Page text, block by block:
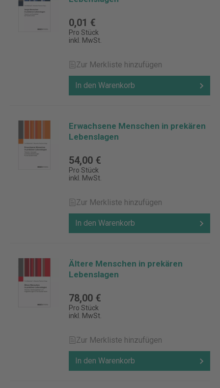
0,01 €
Pro Stück
inkl. MwSt.
Zur Merkliste hinzufügen
In den Warenkorb
Erwachsene Menschen in prekären
Lebenslagen
54,00 €
Pro Stück
inkl. MwSt.
Zur Merkliste hinzufügen
In den Warenkorb
Ältere Menschen in prekären
Lebenslagen
78,00 €
Pro Stück
inkl. MwSt.
Zur Merkliste hinzufügen
In den Warenkorb